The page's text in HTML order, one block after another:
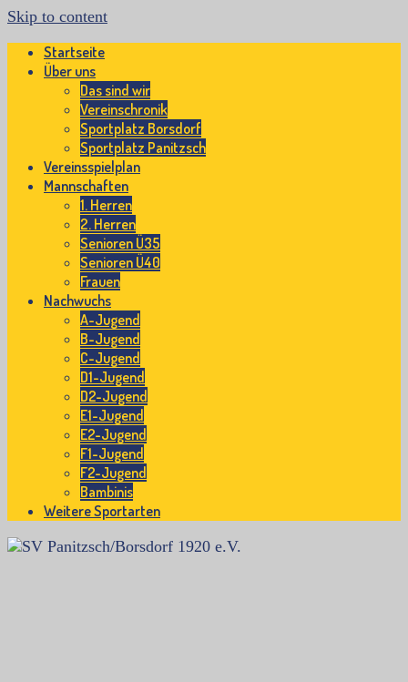
Skip to content
Startseite
Über uns
Das sind wir
Vereinschronik
Sportplatz Borsdorf
Sportplatz Panitzsch
Vereinsspielplan
Mannschaften
1. Herren
2. Herren
Senioren Ü35
Senioren Ü40
Frauen
Nachwuchs
A-Jugend
B-Jugend
C-Jugend
D1-Jugend
D2-Jugend
E1-Jugend
E2-Jugend
F1-Jugend
F2-Jugend
Bambinis
Weitere Sportarten